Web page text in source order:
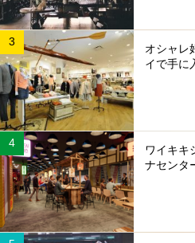
オシャレ
イで手に
ワイキキ
ナセンタ